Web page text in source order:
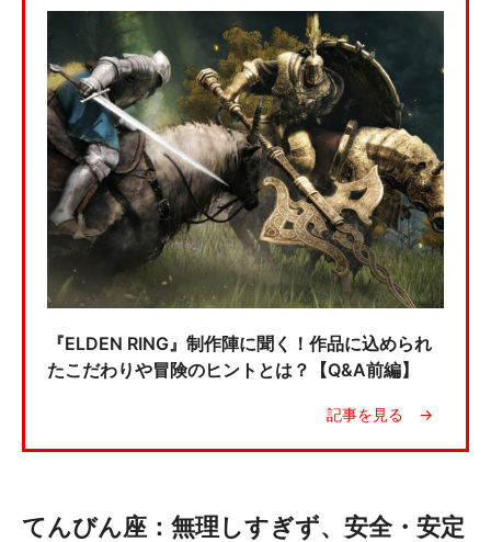
『ELDEN RING』制作陣に聞く！作品に込められ
たこだわりや冒険のヒントとは？【Q&A前編】
てんびん座：無理しすぎず、安全・安定